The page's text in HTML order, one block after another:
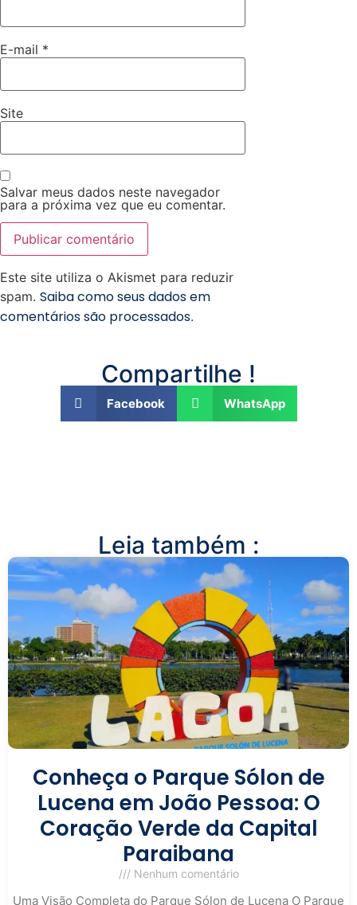
E-mail *
Site
Salvar meus dados neste navegador
para a próxima vez que eu comentar.
Este site utiliza o Akismet para reduzir
spam. Saiba como seus dados em
comentários são processados.
Compartilhe !
Facebook WhatsApp
Leia também :
Conheça o Parque Sólon de
Lucena em João Pessoa: O
Coração Verde da Capital
Paraibana
Nenhum comentário
Uma Visão Completa do Parque Sólon de Lucena O Parque